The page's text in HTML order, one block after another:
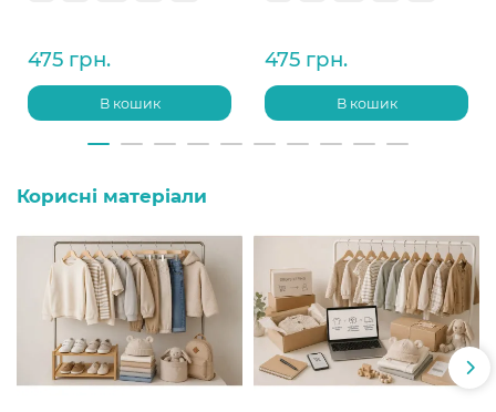
475 грн.
В кошик
475 грн.
В кошик
Корисні матеріали